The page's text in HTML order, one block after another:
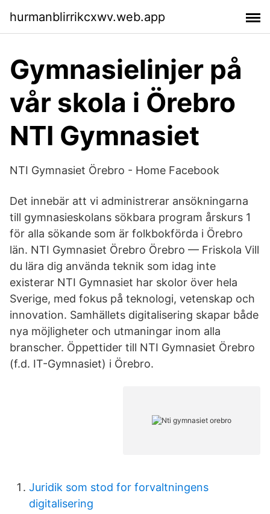
hurmanblirrikcxwv.web.app
Gymnasielinjer på
vår skola i Örebro
NTI Gymnasiet
NTI Gymnasiet Örebro - Home Facebook
Det innebär att vi administrerar ansökningarna
till gymnasieskolans sökbara program årskurs 1
för alla sökande som är folkbokförda i Örebro
län. NTI Gymnasiet Örebro Örebro — Friskola Vill
du lära dig använda teknik som idag inte
existerar NTI Gymnasiet har skolor över hela
Sverige, med fokus på teknologi, vetenskap och
innovation. Samhällets digitalisering skapar både
nya möjligheter och utmaningar inom alla
branscher. Öppettider till NTI Gymnasiet Örebro
(f.d. IT-Gymnasiet) i Örebro.
Juridik som stod for forvaltningens
digitalisering